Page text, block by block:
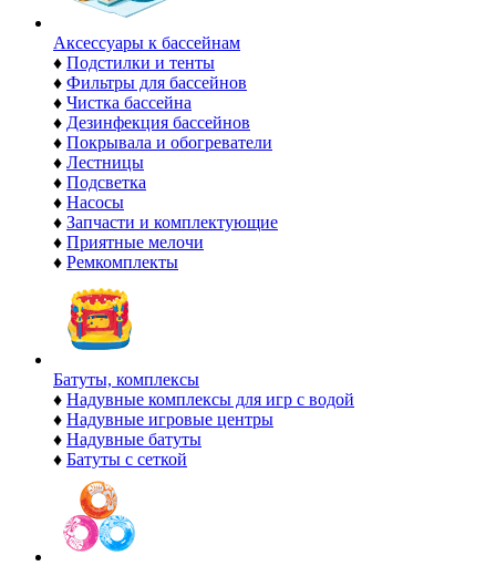
Аксессуары к бассейнам
♦ Подстилки и тенты
♦ Фильтры для бассейнов
♦ Чистка бассейна
♦ Дезинфекция бассейнов
♦ Покрывала и обогреватели
♦ Лестницы
♦ Подсветка
♦ Насосы
♦ Запчасти и комплектующие
♦ Приятные мелочи
♦ Ремкомплекты
Батуты, комплексы
♦ Надувные комплексы для игр с водой
♦ Надувные игровые центры
♦ Надувные батуты
♦ Батуты с сеткой